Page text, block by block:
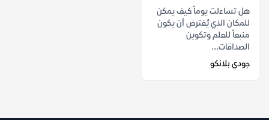
هل تساءلت يوماً كيف يمكن
للمكان الذي يُفترض أن يكون
منبعاً للعلم وتكوين
الصداقات...
جودي بلانكو